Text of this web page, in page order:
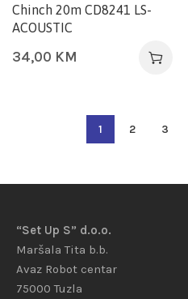
Chinch 20m CD8241 LS-
ACOUSTIC
34,00 KM
1 2 3
“Set Up S” d.o.o.
Maršala Tita b.b.
Avaz Robot centar
75000 Tuzla